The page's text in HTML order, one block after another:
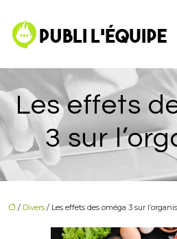
Les effets
3 sur
/ Divers / Les effets des oméga 3 sur